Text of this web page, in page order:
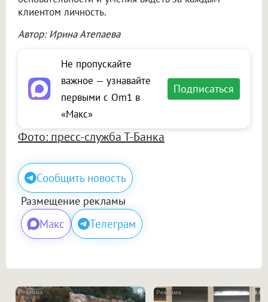
клиентом личность.
Автор: Ирина Атепаева
Не пропускайте
важное — узнавайте
первыми с Om1 в
«Макс»
Подписаться
Фото: пресс-служба Т-Банка
Сообщить новость
Размещение рекламы
Макс Телеграм
i